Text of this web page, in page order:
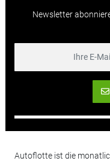
Newsletter
Autoflotte ist die